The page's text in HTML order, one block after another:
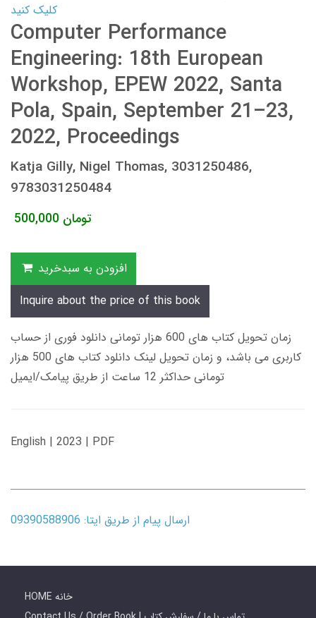
کلیک کنید
Computer Performance
Engineering: 18th European
Workshop, EPEW 2022, Santa
Pola, Spain, September 21–23,
2022, Proceedings
Katja Gilly, Nigel Thomas, 3031250486,
9783031250484
500,000 تومان
افزودن به سبدخرید
Inquire about the price of this book
زمان تحویل کتاب های 600 هزار تومانی دانلود فوری از حساب
کاربری می باشد، و زمان تحویل لینک دانلود کتاب های 500 هزار
تومانی حداکثر 12 ساعت از طریق پیامک/ایمیل
English | 2023 | PDF
ارسال پیام از طریق ایتا: 09390588906
HOME خانه